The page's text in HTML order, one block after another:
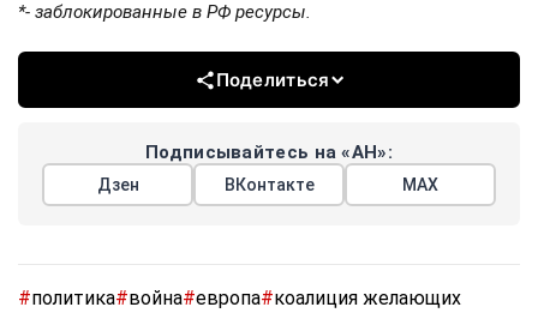
*- заблокированные в РФ ресурсы.
Поделиться
Подписывайтесь на «АН»:
Дзен ВКонтакте МАХ
#политика#война#европа#коалиция желающих